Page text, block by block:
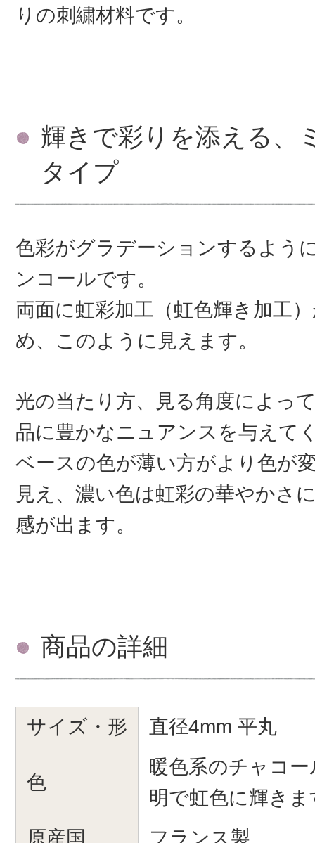
りの刺繍材料です。
輝きで彩りを添える、
タイプ
色彩がグラデーションするよう
ンコールです。
両面に虹彩加工（虹色輝き加工
め、このように見えます。
光の当たり方、見る角度によっ
品に豊かなニュアンスを与えて
ベースの色が薄い方がより色が
見え、濃い色は虹彩の華やかさ
感が出ます。
商品の詳細
サイズ・形 直径4mm 平丸
色
暖色系のチャコ
明で虹色に輝きま
原産国
フランス製